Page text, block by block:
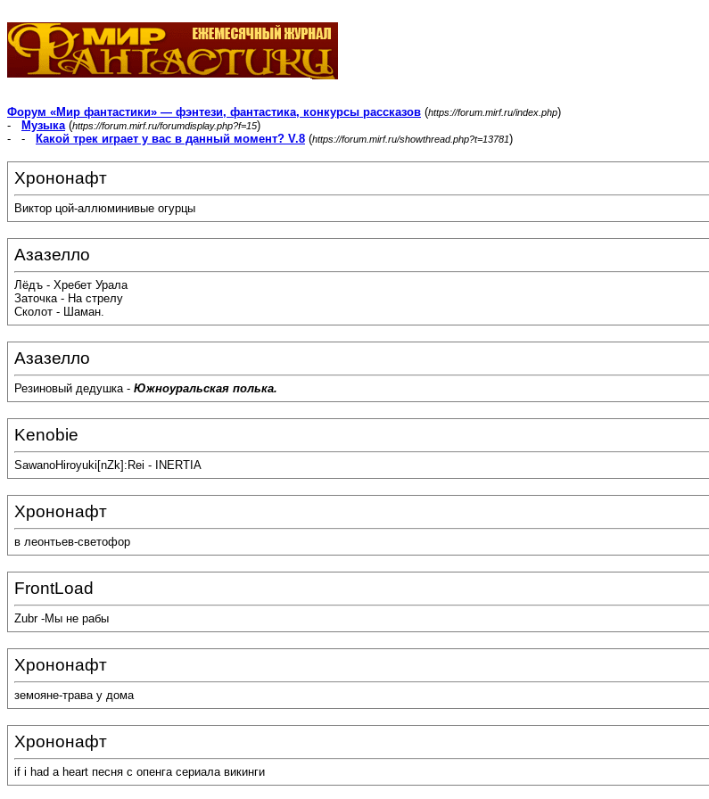
Форум «Мир фантастики» — фэнтези, фантастика, конкурсы рассказов (https://forum.mirf.ru/index.php)
-
Музыка(https://forum.mirf.ru/forumdisplay.php?f=15)
- -
Какой трек играет у вас в данный момент? V.8 (https://forum.mirf.ru/showthread.php?t=13781)
Хрононафт
Виктор цой-аллюминивые огурцы
Азазелло
Лёдъ - Хребет Урала
Заточка - На стрелу
Сколот - Шаман.
Азазелло
Резиновый дедушка - Южноуральская полька.
Kenobie
SawanoHiroyuki[nZk]:Rei - INERTIA
Хрононафт
в леонтьев-светофор
FrontLoad
Zubr -Мы не рабы
Хрононафт
земояне-трава у дома
Хрононафт
if i had a heart песня с опенга сериала викинги